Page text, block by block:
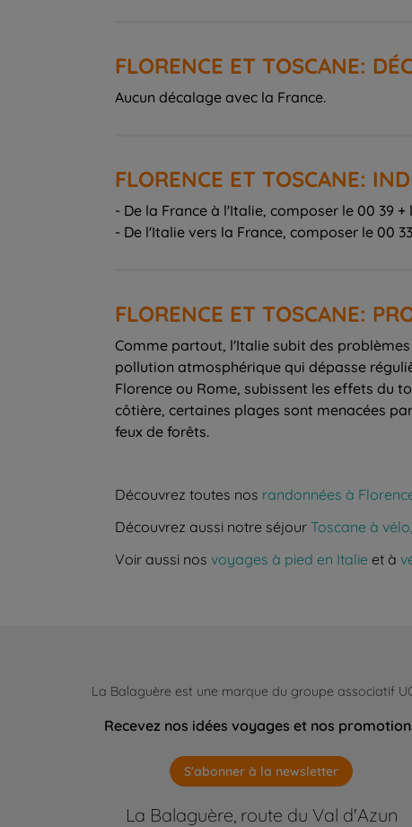
FLORENCE ET TOSCANE:
Aucun décalage avec la France.
FLORENCE ET TOSCANE:
- De la France à l'Italie, composer le 00 39
- De l'Italie vers la France, composer le 00
FLORENCE ET TOSCANE:
Comme partout, l'Italie subit des
pollution atmosphérique qui dépasse
Florence ou Rome, subissent les effets du
côtière, certaines plages sont menacées
feux de forêts.
Découvrez toutes nos randonnées à
Découvrez aussi notre séjour Toscane à
Voir aussi nos voyages à pied en Italie et à
La Balaguère est une marque du groupe associatif
Recevez nos idées voyages et nos
S'abonner à la newsletter
La Balaguère, route du Val d'Azun